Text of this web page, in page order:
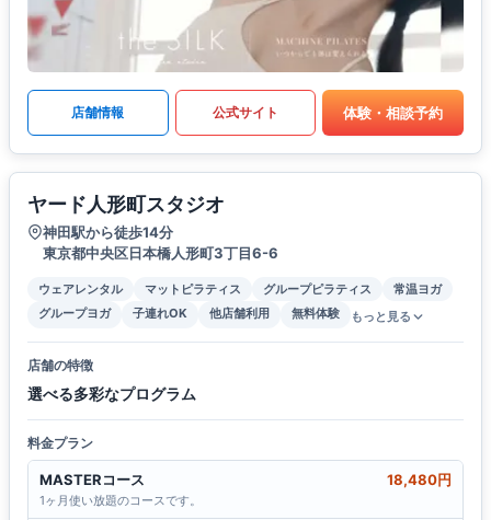
店舗情報 公式サイト 体験・相談予約
ヤード人形町スタジオ
神田駅から徒歩14分
東京都中央区日本橋人形町3丁目6-6
ウェアレンタル マットピラティス グループピラティス
常温ヨガ
グループヨガ
子連れOK 他店舗利用 無料体験 もっと見る
店舗の特徴
選べる多彩なプログラム
料金プラン
MASTERコース 18,480円
1ヶ月使い放題のコースです。